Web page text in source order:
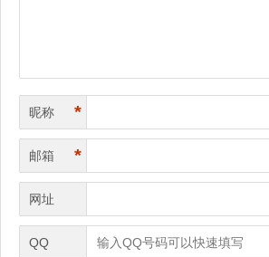
昵称 *
邮箱 *
网址
QQ